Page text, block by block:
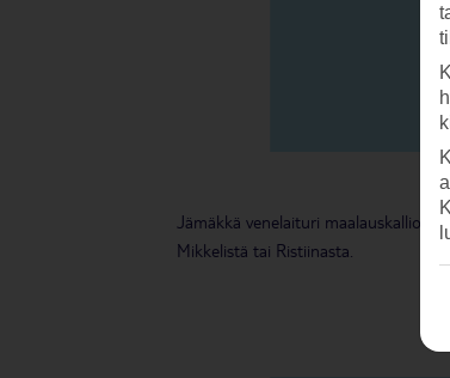
Jämäkkä venelaituri maalauskallion
Mikkelistä tai Ristiinasta.